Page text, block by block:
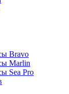
Bravo
Marlin
Sea Pro